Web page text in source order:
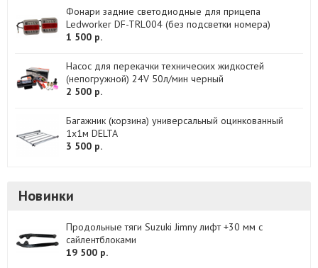
Фонари задние светодиодные для прицепа
Ledworker DF-TRL004 (без подсветки номера)
1 500 р.
Насос для перекачки технических жидкостей
(непогружной) 24V 50л/мин черный
2 500 р.
Багажник (корзина) универсальный оцинкованный
1х1м DELTA
3 500 р.
Новинки
Продольные тяги Suzuki Jimny лифт +30 мм с
сайлентблоками
19 500 р.